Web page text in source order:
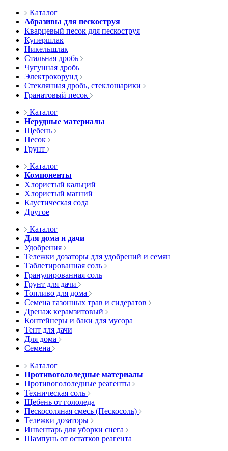
Каталог
Абразивы для пескоструя
Кварцевый песок для пескоструя
Купершлак
Никельшлак
Стальная дробь
Чугунная дробь
Электрокорунд
Стеклянная дробь, стеклошарики
Гранатовый песок
Каталог
Нерудные материалы
Щебень
Песок
Грунт
Каталог
Компоненты
Хлористый кальций
Хлористый магний
Каустическая сода
Другое
Каталог
Для дома и дачи
Удобрения
Тележки дозаторы для удобрений и семян
Таблетированная соль
Гранулированная соль
Грунт для дачи
Топливо для дома
Семена газонных трав и сидератов
Дренаж керамзитовый
Контейнеры и баки для мусора
Тент для дачи
Для дома
Семена
Каталог
Противогололедные материалы
Противогололедные реагенты
Техническая соль
Щебень от гололеда
Пескосоляная смесь (Пескосоль)
Тележки дозаторы
Инвентарь для уборки снега
Шампунь от остатков реагента